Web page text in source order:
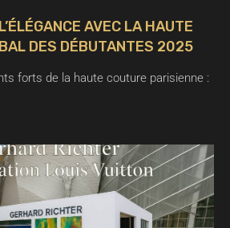
AVEC LA HAUTE
DES DÉBUTANTES 2025
forts de la haute couture parisienne :